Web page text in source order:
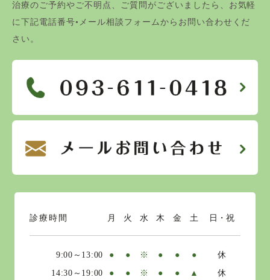
治療のご予約やご不明点、ご質問がございましたら、お気軽
に下記電話番号•メール相談フォームからお問い合わせくだ
さい。
診療時間 月 火 水 木 金 土 日・祝
9:00～13:00 ● ● ※ ● ● ●
休
14:30～19:00
● ● ※ ● ● ▲ 休